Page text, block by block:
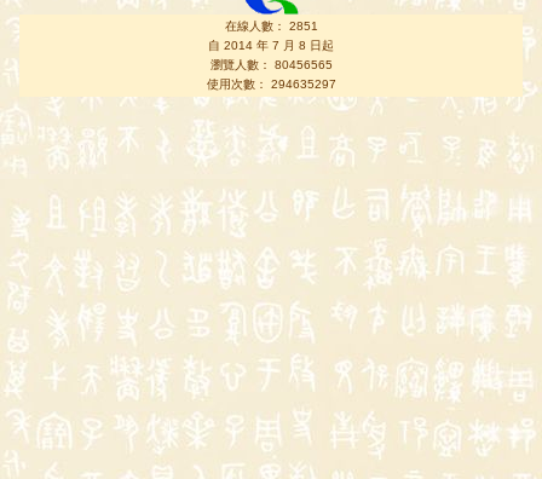
在線人數： 2851
自 2014 年 7 月 8 日起
瀏覽人數： 80456565
使用次數： 294635297